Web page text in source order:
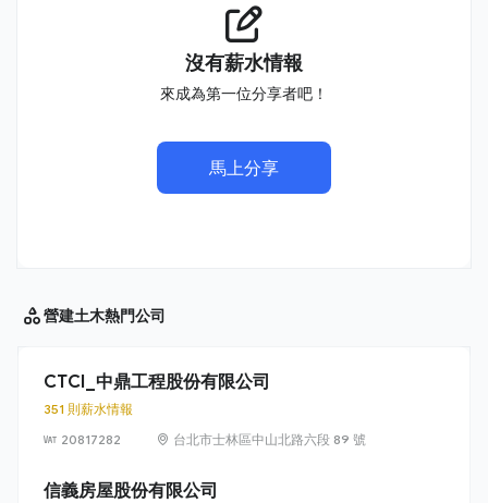
沒有薪水情報
來成為第一位分享者吧！
馬上分享
營建土木熱門公司
CTCI_中鼎工程股份有限公司
351 則薪水情報
20817282
台北市士林區中山北路六段 89 號
信義房屋股份有限公司